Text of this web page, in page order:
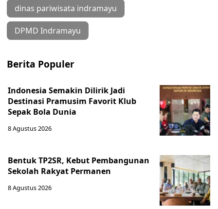
dinas pariwisata indramayu
DPMD Indramayu
Berita Populer
Indonesia Semakin Dilirik Jadi
Destinasi Pramusim Favorit Klub
Sepak Bola Dunia
8 Agustus 2026
Bentuk TP2SR, Kebut Pembangunan
Sekolah Rakyat Permanen
8 Agustus 2026